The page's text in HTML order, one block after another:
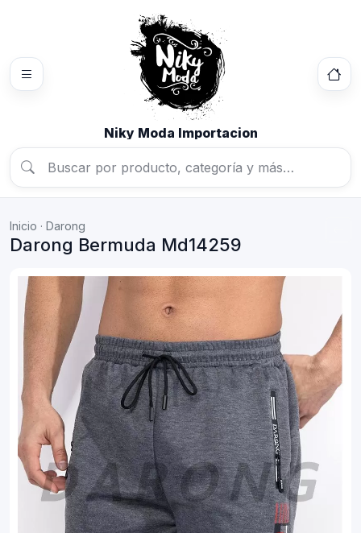
Niky Moda Importacion
Inicio · Darong
Darong Bermuda Md14259